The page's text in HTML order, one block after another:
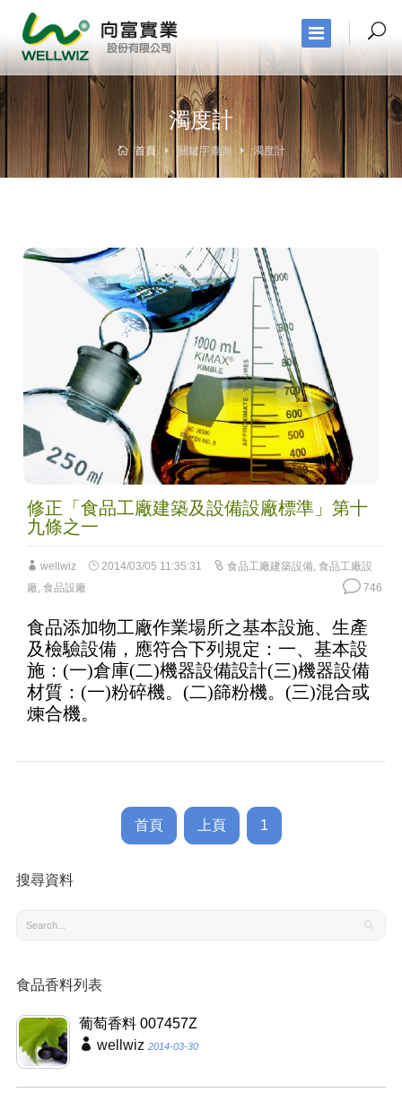
濁度計
首頁 關鍵字查詢 濁度計
修正「食品工廠建築及設備設廠標準」第十
九條之一
wellwiz 2014/03/05 11:35:31 食品工廠建築設備, 食品工廠設
廠, 食品設廠 746
食品添加物工廠作業場所之基本設施、生產
及檢驗設備，應符合下列規定：一、基本設
施：(一)倉庫(二)機器設備設計(三)機器設備
材質：(一)粉碎機。(二)篩粉機。(三)混合或
煉合機。
首頁 上頁 1
搜尋資料
食品香料列表
葡萄香料 007457Z
wellwiz 2014-03-30